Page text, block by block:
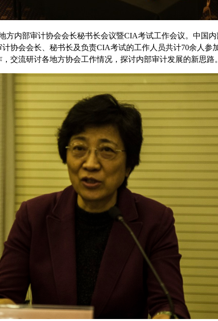
方内部审计协会会长秘书长会议暨CIA考试工作会议。中国
协会会长、秘书长及负责CIA考试的工作人员共计70余人
交流研讨各地方协会工作情况，探讨内部审计发展的新思路。